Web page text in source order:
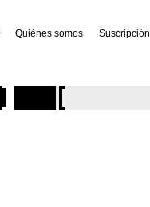
Quiénes somos Suscripción